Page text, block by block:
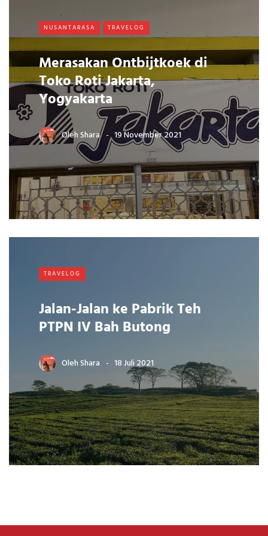
NUSANTARASA TRAVELOG
Merasakan Ontbijtkoek di
Toko Roti Jakarta,
Yogyakarta
OlehShara 19 November 2021
TRAVELOG
Jalan-Jalan ke Pabrik Teh
PTPN IV Bah Butong
OlehShara 18 Juli 2021